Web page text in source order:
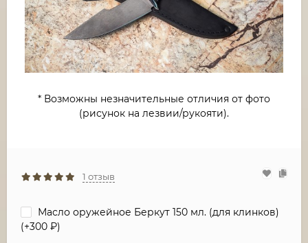
* Возможны незначительные отличия от фото
(рисунок на лезвии/рукояти).
1 отзыв
Масло оружейное Беркут 150 мл. (для клинков)
(+300 ₽)